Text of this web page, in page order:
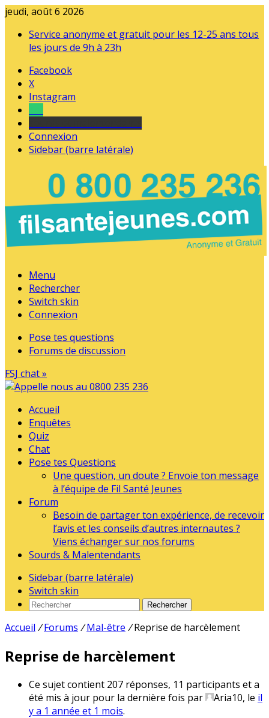
jeudi, août 6 2026
Service anonyme et gratuit pour les 12-25 ans tous
les jours de 9h à 23h
Facebook
X
Instagram
Connexion
Sidebar (barre latérale)
Menu
Rechercher
Switch skin
Connexion
Pose tes questions
Forums de discussion
FSJ chat »
Accueil
Enquêtes
Quiz
Chat
Pose tes Questions
Une question, un doute ? Envoie ton message
à l’équipe de Fil Santé Jeunes
Forum
Besoin de partager ton expérience, de recevoir
l’avis et les conseils d’autres internautes ?
Viens échanger sur nos forums
Sourds & Malentendants
Sidebar (barre latérale)
Switch skin
Rechercher
Accueil / Forums / Mal-être / Reprise de harcèlement
Reprise de harcèlement
Ce sujet contient 207 réponses, 11 participants et a
été mis à jour pour la dernière fois par
Aria10, le il
y a 1 année et 1 mois.